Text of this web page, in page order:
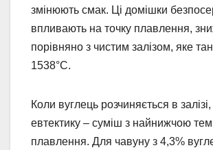
змінюють смак. Ці домішки
впливають на точку плавлення,
порівняно з чистим залізом, яке
1538°C.
Коли вуглець розчиняється в
евтектику – суміш з найнижчою
плавлення. Для чавуну з 4,3%